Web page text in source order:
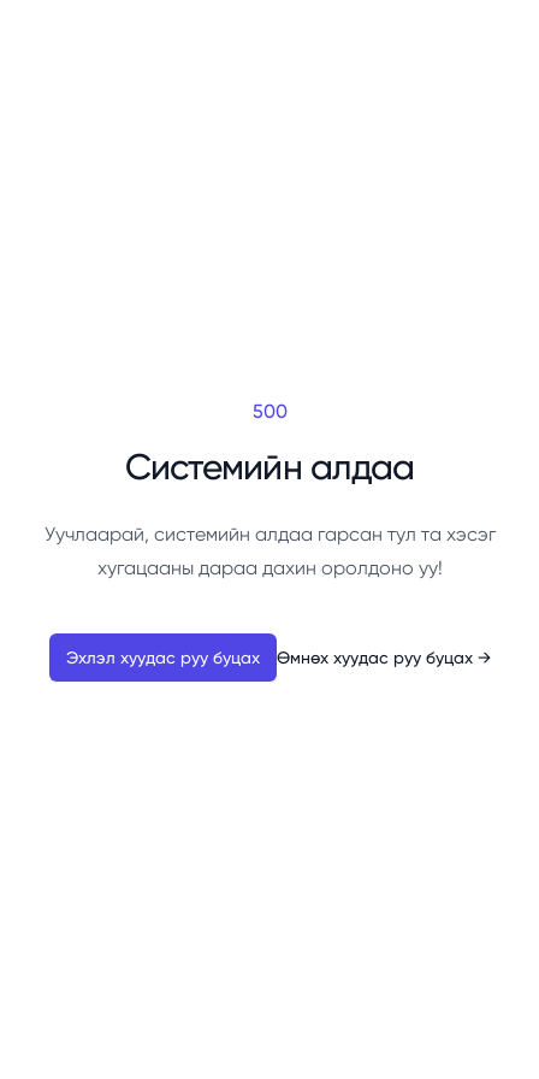
500
Системийн алдаа
Уучлаарай, системийн алдаа гарсан тул та хэсэг
хугацааны дараа дахин оролдоно уу!
Эхлэл хуудас руу буцах Өмнөх хуудас руу буцах →